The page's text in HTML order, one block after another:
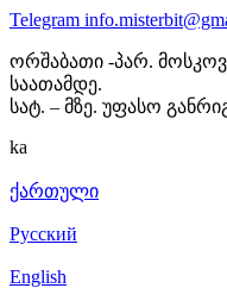
Telegram
ორშაბათი -პარ.
საათამდე.
სატ. – მზე. უფასო
ka
ქართული
Русский
English